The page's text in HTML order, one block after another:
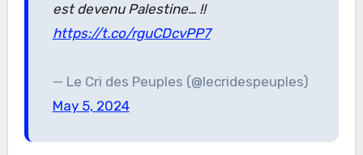
est devenu Palestine… !!
https://t.co/rguCDcvPP7
— Le Cri des Peuples (@lecridespeuples)
May 5, 2024